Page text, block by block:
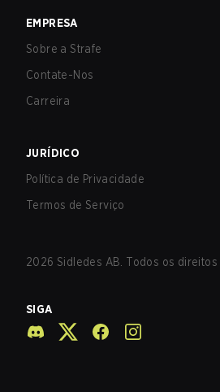
EMPRESA
Sobre a Strafe
Contate-Nos
Carreira
JURÍDICO
Política de Privacidade
Termos de Serviço
2026 Sidledes AB. Todos os direitos
SIGA